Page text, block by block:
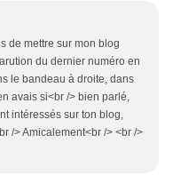
de mettre sur mon blog
du dernier numéro en
le bandeau à droite, dans
avais si<br /> bien parlé,
intéressés sur ton blog,
/> Amicalement<br /> <br />